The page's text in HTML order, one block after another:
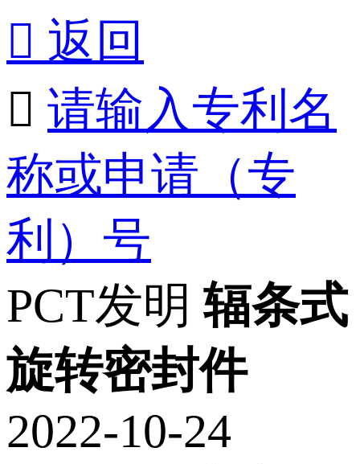
 返回
 请输入专利名
称或申请（专
利）号
PCT发明 辐条式
旋转密封件
2022-10-24